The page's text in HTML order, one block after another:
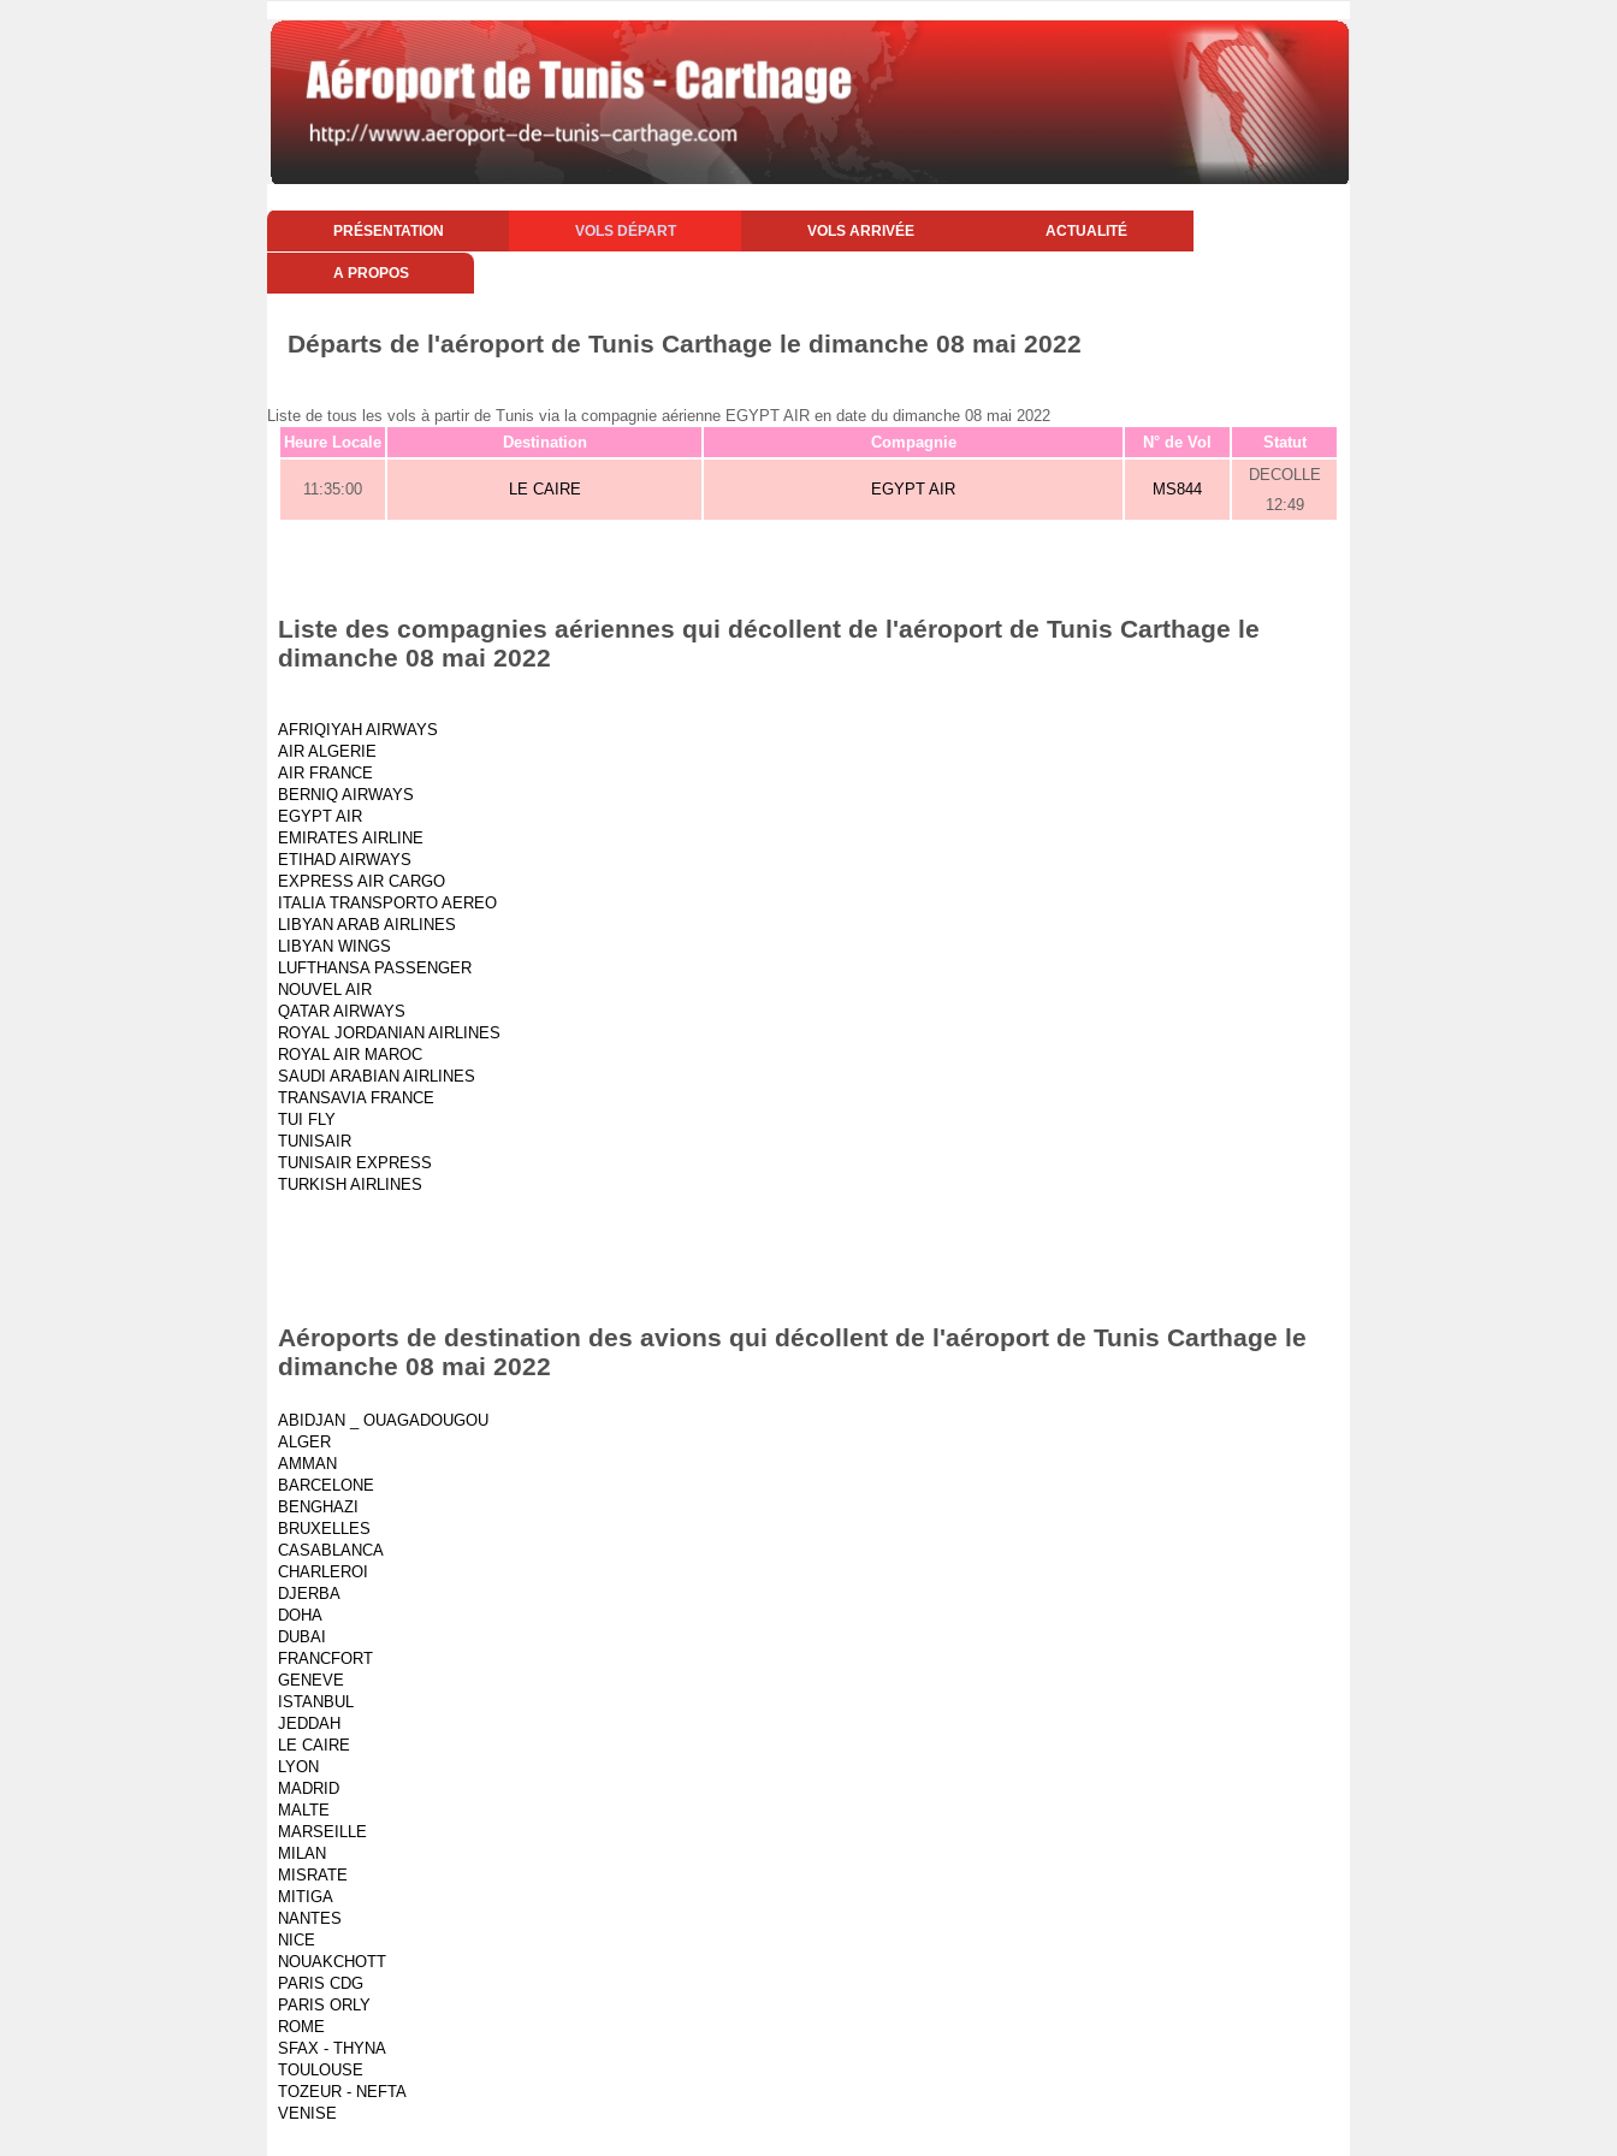
PRÉSENTATION VOLS DÉPART VOLS ARRIVÉE ACTUALITÉ
A PROPOS
Départs de l'aéroport de Tunis Carthage le dimanche 08 mai 2022
Liste de tous les vols à partir de Tunis via la compagnie aérienne EGYPT AIR en date du dimanche 08 mai 2022
Heure Locale
Destination Compagnie N° de Vol Statut
11:35:00 LE CAIRE EGYPT AIR MS844
DECOLLE
12:49
Liste des compagnies aériennes qui décollent de l'aéroport de Tunis Carthage le
dimanche 08 mai 2022
AFRIQIYAH AIRWAYS
AIR ALGERIE
AIR FRANCE
BERNIQ AIRWAYS
EGYPT AIR
EMIRATES AIRLINE
ETIHAD AIRWAYS
EXPRESS AIR CARGO
ITALIA TRANSPORTO AEREO
LIBYAN ARAB AIRLINES
LIBYAN WINGS
LUFTHANSA PASSENGER
NOUVEL AIR
QATAR AIRWAYS
ROYAL JORDANIAN AIRLINES
ROYAL AIR MAROC
SAUDI ARABIAN AIRLINES
TRANSAVIA FRANCE
TUI FLY
TUNISAIR
TUNISAIR EXPRESS
TURKISH AIRLINES
Aéroports de destination des avions qui décollent de l'aéroport de Tunis Carthage le
dimanche 08 mai 2022
ABIDJAN _ OUAGADOUGOU
ALGER
AMMAN
BARCELONE
BENGHAZI
BRUXELLES
CASABLANCA
CHARLEROI
DJERBA
DOHA
DUBAI
FRANCFORT
GENEVE
ISTANBUL
JEDDAH
LE CAIRE
LYON
MADRID
MALTE
MARSEILLE
MILAN
MISRATE
MITIGA
NANTES
NICE
NOUAKCHOTT
PARIS CDG
PARIS ORLY
ROME
SFAX - THYNA
TOULOUSE
TOZEUR - NEFTA
VENISE